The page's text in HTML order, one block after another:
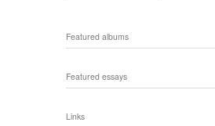
Featured albums
Featured essays
Links